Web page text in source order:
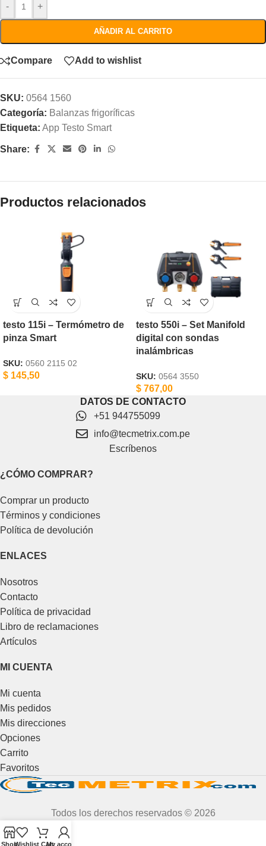
- +
AÑADIR AL CARRITO
Compare Add to wishlist
SKU: 0564 1560
Categoría: Balanzas frigoríficas
Etiqueta: App Testo Smart
Share:
Productos relacionados
testo 115i – Termómetro de
pinza Smart
SKU: 0560 2115 02
$ 145,50
testo 550i – Set Manifold
digital con sondas
inalámbricas
SKU: 0564 3550
$ 767,00
DATOS DE CONTACTO
+51 944755099
info@tecmetrix.com.pe
Escríbenos
¿CÓMO COMPRAR?
Comprar un producto
Términos y condiciones
Política de devolución
ENLACES
Nosotros
Contacto
Política de privacidad
Libro de reclamaciones
Artículos
MI CUENTA
Mi cuenta
Mis pedidos
Mis direcciones
Opciones
Carrito
Favoritos
Todos los derechos reservados © 2026
ShopWishlist Cart
My account